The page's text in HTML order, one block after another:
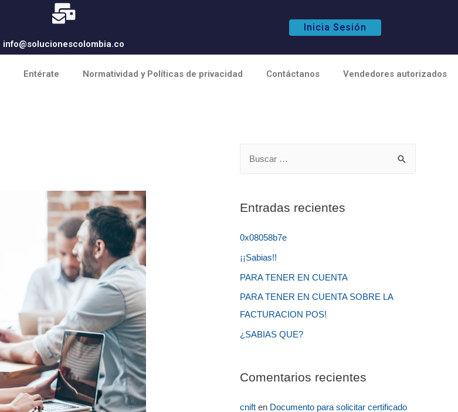
info@solucionescolombia.co
Inicia Sesión
Entérate Normatividad y Políticas de privacidad Contáctanos Vendedores autorizados
Entradas recientes
0x08058b7e
¡¡Sabias!!
PARA TENER EN CUENTA
PARA TENER EN CUENTA SOBRE LA
FACTURACION POS!
¿SABIAS QUE?
Comentarios recientes
cnift en Documento para solicitar certificado